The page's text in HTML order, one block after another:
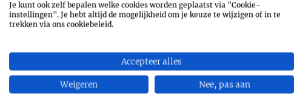
RECEPT AFDRUKKEN
WHATSAPP EMAIL
Je kunt ook zelf bepalen welke cookies worden geplaatst via "Cookie-
instellingen". Je hebt altijd de mogelijkheid om je keuze te wijzigen of in te
trekken via ons cookiebeleid.
Accepteer alles
Weigeren Nee, pas aan